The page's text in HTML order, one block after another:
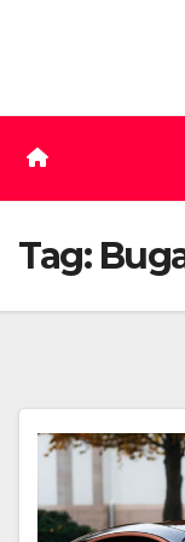
Tag: